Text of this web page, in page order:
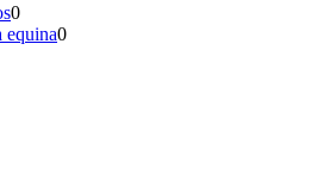
0
equina0